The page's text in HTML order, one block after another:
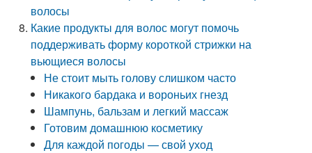
волосы
Какие продукты для волос могут помочь
поддерживать форму короткой стрижки на
вьющиеся волосы
Не стоит мыть голову слишком часто
Никакого бардака и вороньих гнезд
Шампунь, бальзам и легкий массаж
Готовим домашнюю косметику
Для каждой погоды — свой уход